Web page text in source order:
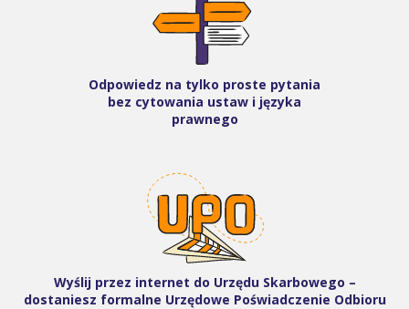
Odpowiedz na tylko proste pytania
bez cytowania ustaw i języka
prawnego
Wyślij przez internet do Urzędu Skarbowego –
dostaniesz formalne Urzędowe Poświadczenie Odbioru